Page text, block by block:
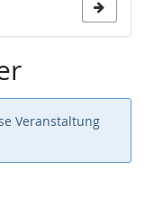
Veranstaltung